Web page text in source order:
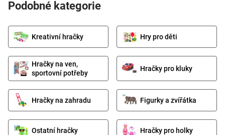
Podobné kategorie
Kreativní hračky Hry pro děti
Hračky na ven,
sportovní potřeby
Hračky pro kluky
Hračky na zahradu Figurky a zvířátka
Ostatní hračky Hračky pro holky